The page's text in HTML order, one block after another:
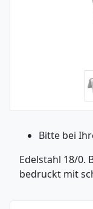
Bitte bei
Edelstahl 18/0.
bedruckt mit